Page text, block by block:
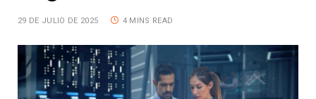
29 DE JULIO DE 2025 4 MINS READ